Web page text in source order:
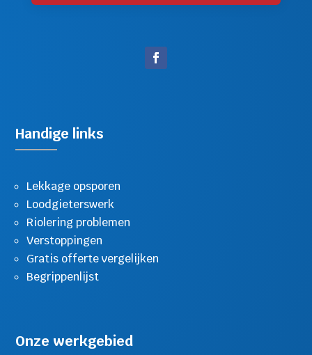
Handige links
Lekkage opsporen
Loodgieterswerk
Riolering problemen
Verstoppingen
Gratis offerte vergelijken
Begrippenlijst
Onze werkgebied